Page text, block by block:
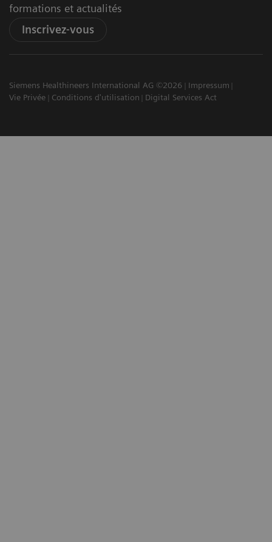
formations et actualités
Inscrivez-vous
Siemens Healthineers International AG ©2026
Impressum
Vie Privée
Conditions d'utilisation Digital Services Act